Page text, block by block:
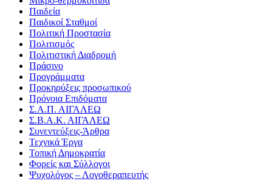
Παιδεία
Παιδικοί Σταθμοί
Πολιτική Προστασία
Πολιτισμός
Πολιτιστική Διαδρομή
Πράσινο
Προγράμματα
Προκηρύξεις προσωπικού
Πρόνοια Επιδόματα
Σ.Α.Π. ΑΙΓΑΛΕΩ
Σ.Β.Α.Κ. ΑΙΓΑΛΕΩ
Συνεντεύξεις-Άρθρα
Τεχνικά Έργα
Τοπική Δημοκρατία
Φορείς και Σύλλογοι
Ψυχολόγος – Λογοθεραπευτής